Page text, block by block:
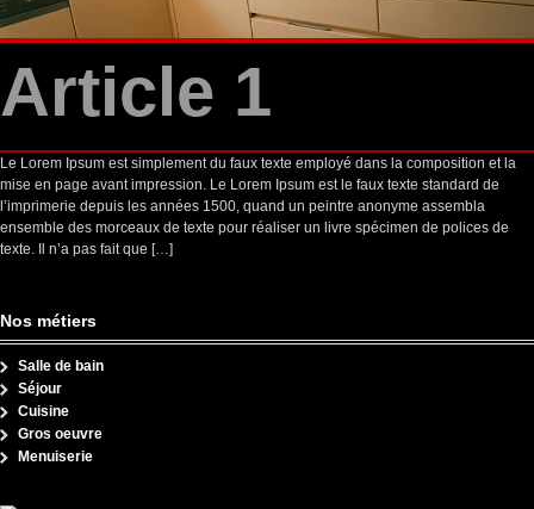
Article 1
Le Lorem Ipsum est simplement du faux texte employé dans la composition et la
mise en page avant impression. Le Lorem Ipsum est le faux texte standard de
l’imprimerie depuis les années 1500, quand un peintre anonyme assembla
ensemble des morceaux de texte pour réaliser un livre spécimen de polices de
texte. Il n’a pas fait que […]
Nos métiers
Salle de bain
Séjour
Cuisine
Gros oeuvre
Menuiserie